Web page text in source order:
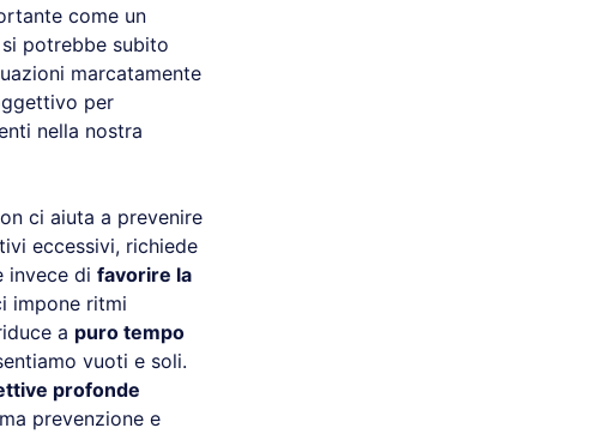
come un
si potrebbe subito
marcatamente
per
nella nostra
ci aiuta a prevenire
eccessivi, richiede
invece di favorire la
impone ritmi
a puro tempo
vuoti e soli.
profonde
prevenzione e